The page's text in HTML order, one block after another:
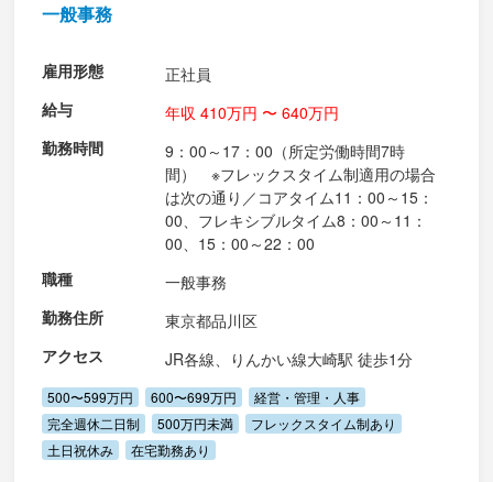
一般事務
雇用形態
正社員
給与
年収 410万円 〜 640万円
勤務時間
9：00～17：00（所定労働時間7時
間） ※フレックスタイム制適用の場合
は次の通り／コアタイム11：00～15：
00、フレキシブルタイム8：00～11：
00、15：00～22：00
職種
一般事務
勤務住所
東京都品川区
アクセス
JR各線、りんかい線大崎駅 徒歩1分
500〜599万円 600〜699万円
経営・管理・人事
完全週休二日制
500万円未満
フレックスタイム制あり
土日祝休み
在宅勤務あり